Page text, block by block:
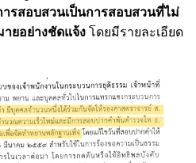
รสอบสวนเป็นการสอบสวนที่ไม่
ยอย่างชัดแจ้ง โดยมีรายละเอียด